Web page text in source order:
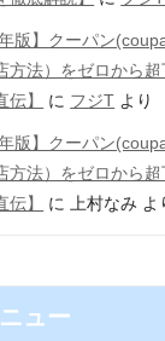
年版】クーパン
方法）をゼロから
伝】
に フジT より
年版】クーパン
方法）をゼロから
伝】
に 上村なみ よ
ュー